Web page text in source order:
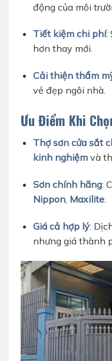
động của môi
Tiết kiệm chi phí:
hơn thay mới.
Cải thiện thẩm
vẻ đẹp ngôi nhà.
Ưu Điểm Khi
Thợ sơn cửa sắt
kinh nghiệmvà
Sơn chính hãng:
Nippon, Maxilite.
Giá cả hợp lý:
nhưng giá thành